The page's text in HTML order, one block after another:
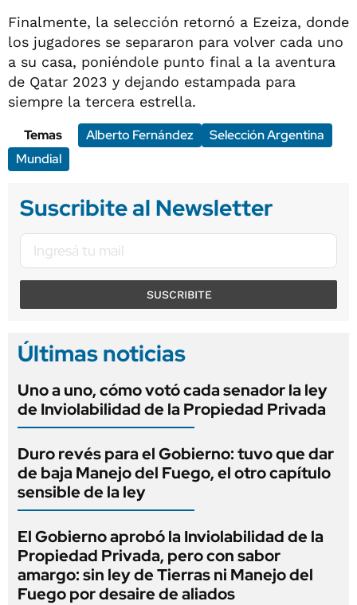
Finalmente, la selección retornó a Ezeiza, donde
los jugadores se separaron para volver cada uno
a su casa, poniéndole punto final a la aventura
de Qatar 2023 y dejando estampada para
siempre la tercera estrella.
Temas
Alberto Fernández
Selección Argentina
Mundial
Suscribite al Newsletter
SUSCRIBITE
Últimas noticias
Uno a uno, cómo votó cada senador la ley
de Inviolabilidad de la Propiedad Privada
Duro revés para el Gobierno: tuvo que dar
de baja Manejo del Fuego, el otro capítulo
sensible de la ley
El Gobierno aprobó la Inviolabilidad de la
Propiedad Privada, pero con sabor
amargo: sin ley de Tierras ni Manejo del
Fuego por desaire de aliados